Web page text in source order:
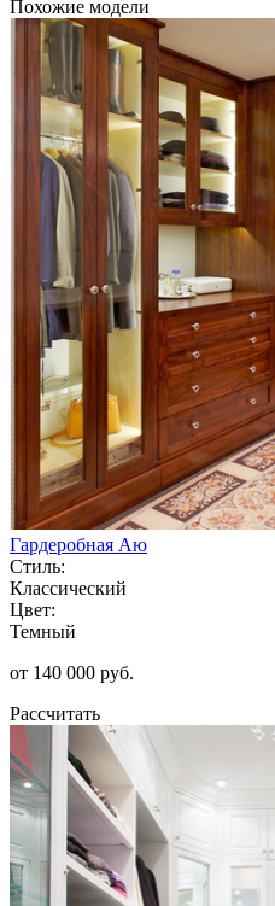
Похожие модели
Гардеробная Аю
Стиль:
Классический
Цвет:
Темный
от 140 000 руб.
Рассчитать